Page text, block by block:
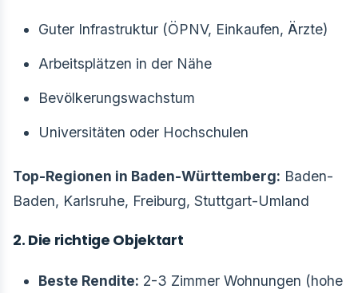
Guter Infrastruktur (ÖPNV, Einkaufen, Ärzte)
Arbeitsplätzen in der Nähe
Bevölkerungswachstum
Universitäten oder Hochschulen
Top-Regionen in Baden-Württemberg: Baden-
Baden, Karlsruhe, Freiburg, Stuttgart-Umland
2. Die richtige Objektart
Beste Rendite: 2-3 Zimmer Wohnungen (hohe